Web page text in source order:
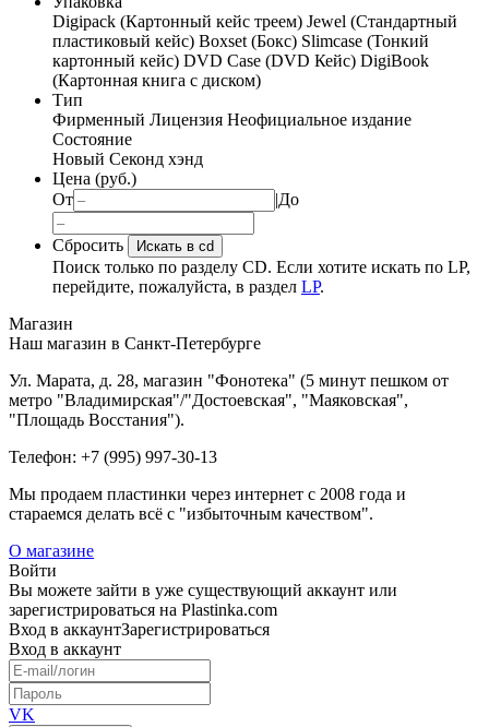
Digipack (Картонный кейс треем) Jewel (Стандартный
пластиковый кейс) Boxset (Бокс) Slimcase (Тонкий
картонный кейс) DVD Case (DVD Кейс) DigiBook
(Картонная книга с диском)
Тип
Фирменный Лицензия Неофициальное издание
Состояние
Новый Секонд хэнд
Цена (руб.)
От
|До
Сбросить Искать в cd
Поиск только по разделу CD. Если хотите искать по LP,
перейдите, пожалуйста, в раздел LP.
Магазин
Наш магазин в Санкт-Петербурге
Ул. Марата, д. 28, магазин "Фонотека" (5 минут пешком от
метро "Владимирская"/"Достоевская", "Маяковская",
"Площадь Восстания").
Телефон: +7 (995) 997-30-13
Мы продаем пластинки через интернет c 2008 года и
стараемся делать всё с "избыточным качеством".
О магазине
Войти
Вы можете зайти в уже существующий аккаунт или
зарегистрироваться на Plastinka.com
Вход в аккаунтЗарегистрироваться
Вход в аккаунт
VK